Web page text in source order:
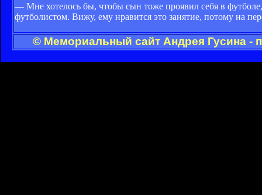
— Мне хотелось бы, чтобы сын тоже проявил себя в
футболистом. Вижу, ему нравится это занятие, потому на
© Мемориальный сайт Андрея Гусина -